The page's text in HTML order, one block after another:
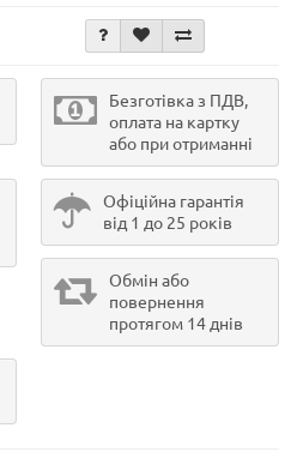
Безготівка з ПДВ,
оплата на картку
або при отриманні
Офіційна гарантія
від 1 до 25 років
Обмін або
повернення
протягом 14 днів